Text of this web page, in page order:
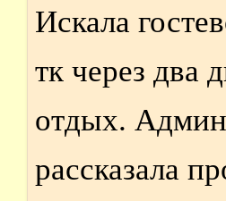
Искала
тк через два
отдых.
рассказала